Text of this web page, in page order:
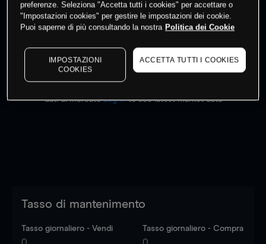
Fai trading
dati di mercatoLog into see latest market data
Tasso di mantenimento
Tasso giornaliero - Vendi
0
Tasso giornaliero - Compra
0
preferenze. Seleziona "Accetta tutti i cookies" per accettare o
"Impostazioni cookies" per gestire le impostazioni dei cookie.
Puoi saperne di più consultando la nostra Politica dei Cookie
IMPOSTAZIONI
COOKIES
ACCETTA TUTTI I COOKIES